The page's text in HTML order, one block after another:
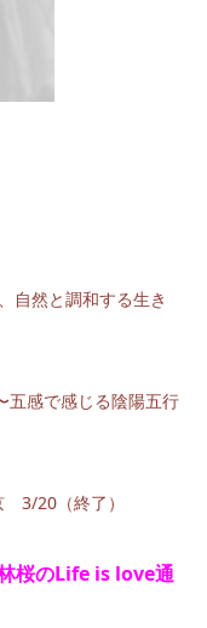
自然と調和する生き
五感で感じる陰陽五行
3/20（終了）
桜のLife is love通